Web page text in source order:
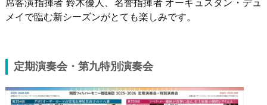
席客演指揮者 鈴木優人、名誉指揮者 オーギュスタン・デュ
メイで臨む新シーズンがとても楽しみです。
定期演奏会・第九特別演奏会